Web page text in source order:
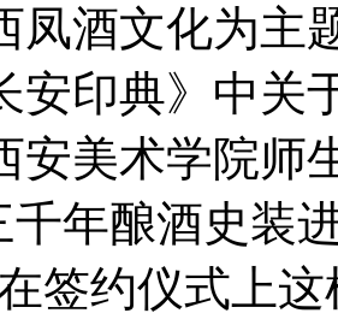
凤酒文化为主
安印典》中关
安美术学院师
千年酿酒史装
签约仪式上